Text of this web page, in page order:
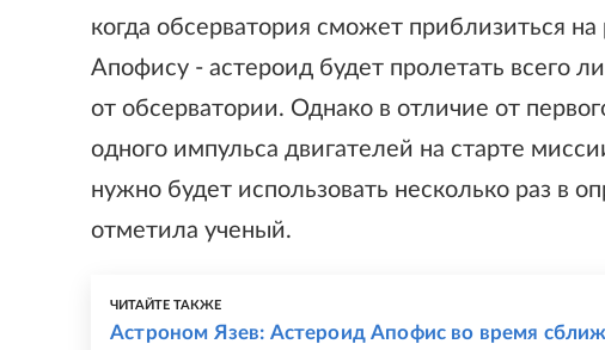
когда обсерватория сможет приблизиться
Апофису - астероид будет пролетать всего
от обсерватории. Однако в отличие от
одного импульса двигателей на старте
нужно будет использовать несколько раз в
отметила ученый.
ЧИТАЙТЕ ТАКЖЕ
Астроном Язев: Астероид Апофис во время